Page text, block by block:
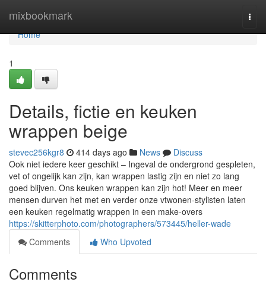
mixbookmark
Home
Home
1
Details, fictie en keuken
wrappen beige
stevec256kgr8 414 days ago News
Discuss
Ook niet iedere keer geschikt – Ingeval de ondergrond gespleten,
vet of ongelijk kan zijn, kan wrappen lastig zijn en niet zo lang
goed blijven. Ons keuken wrappen kan zijn hot! Meer en meer
mensen durven het met en verder onze vtwonen-stylisten laten
een keuken regelmatig wrappen in een make-overs
https://skitterphoto.com/photographers/573445/heller-wade
Comments
Who Upvoted
Comments